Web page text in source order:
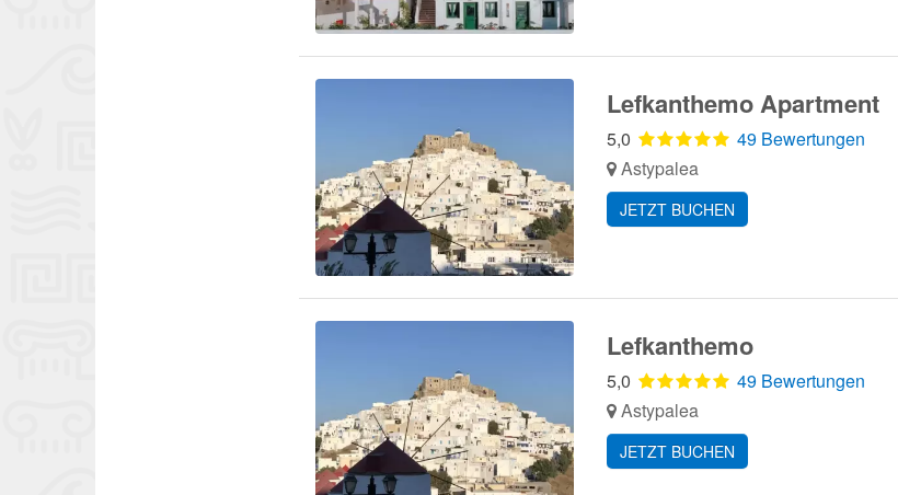
Lefkanthemo Apartment
5,0
49 Bewertungen
Astypalea
JETZT BUCHEN
Lefkanthemo
5,0
49 Bewertungen
Astypalea
JETZT BUCHEN